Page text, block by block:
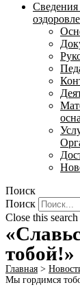
Сведения
Поиск
Поиск
Close this
тобой!»
Главная >
Мы гордимся